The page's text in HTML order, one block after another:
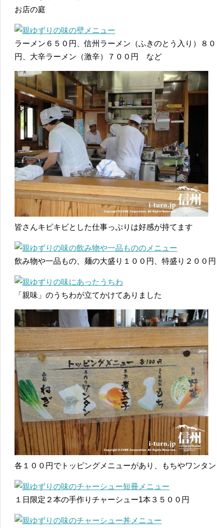
お店の庭
ラーメン６５０円、信州ラーメン（ふきのとう入り）８
円、大辛ラーメン（激辛）７００円 など
皆さんキビキビとした仕事っぷりは好感が持てます
飲み物や一品もの、麺の大盛り１００円、特盛り２００円
「親味」のうちわが立てかけてありました
各１００円でトッピングメニューがあり、もちやワンタ
１日限定２本の手作りチャーシュー1本３５００円